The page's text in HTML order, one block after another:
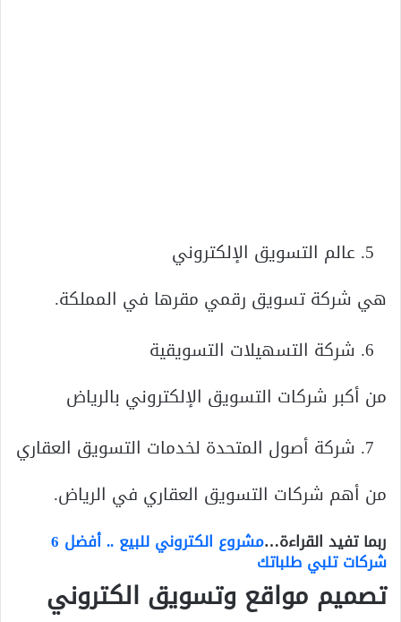
عالم التسويق الإلكتروني
هي شركة تسويق رقمي مقرها في المملكة.
شركة التسهيلات التسويقية
من أكبر شركات التسويق الإلكتروني بالرياض
شركة أصول المتحدة لخدمات التسويق العقاري
من أهم شركات التسويق العقاري في الرياض.
ربما تفيد القراءة… مشروع الكتروني للبيع .. أفضل 6
شركات تلبي طلباتك
تصميم مواقع وتسويق الكتروني